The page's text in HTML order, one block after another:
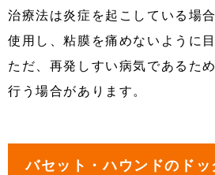
治療法は炎症を起こしている場
使用し、粘膜を痛めないように
ただ、再発しすい病気であるた
行う場合があります。
バセット・ハウンドのド